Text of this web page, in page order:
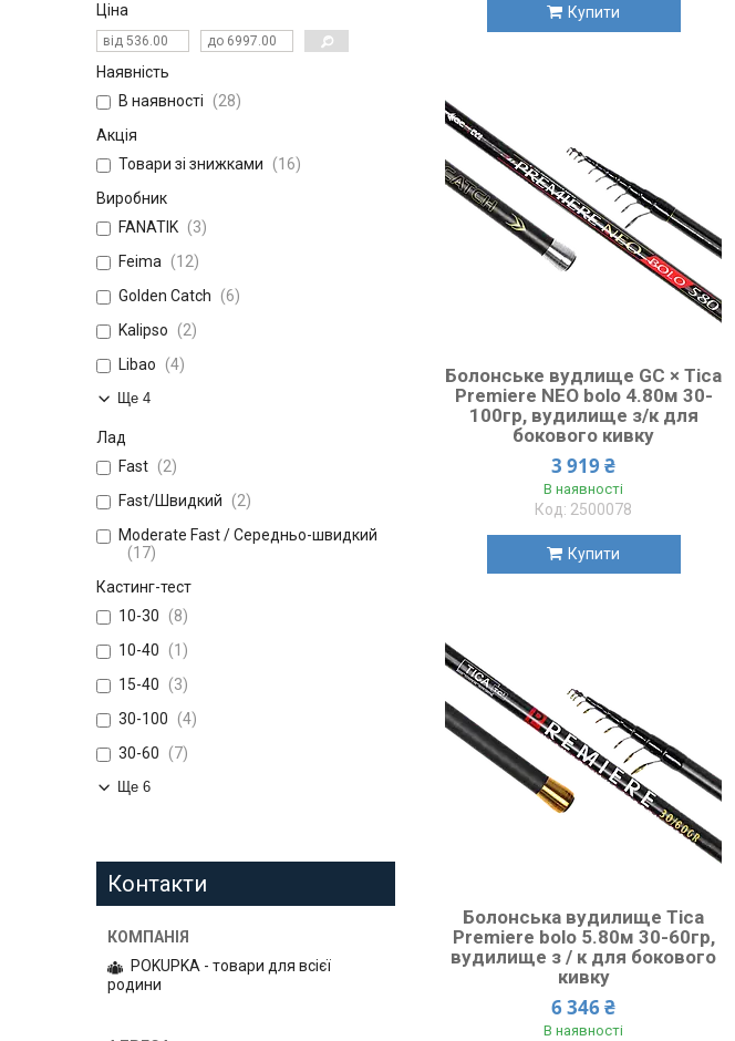
Купити
Болонське вудлище GC × Tica
Premiere NEO bolo 4.80м 30-
100гр, вудилище з/к для
бокового кивку
3 919 ₴
В наявності
2500078
Купити
Болонська вудилище Tica
Premiere bolo 5.80м 30-60гр,
вудилище з / к для бокового
кивку
6 346 ₴
В наявності
Ціна
Наявність
В наявності
28
Акція
Товари зі знижками
16
Виробник
FANATIK
3
Feima
12
Golden Catch
6
Kalipso
2
Libao
4
Ще 4
Лад
Fast
2
Fast/Швидкий
2
Moderate Fast / Середньо-швидкий
17
Кастинг-тест
10-30
8
10-40
1
15-40
3
30-100
4
30-60
7
Ще 6
Контакти
POKUPKA - товари для всієї
родини